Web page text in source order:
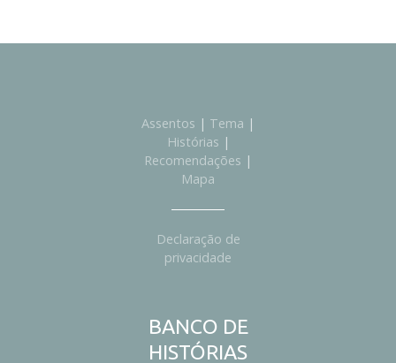
Assentos | Tema |
Histórias |
Recomendações |
Mapa
Declaração de
privacidade
BANCO DE
HISTÓRIAS